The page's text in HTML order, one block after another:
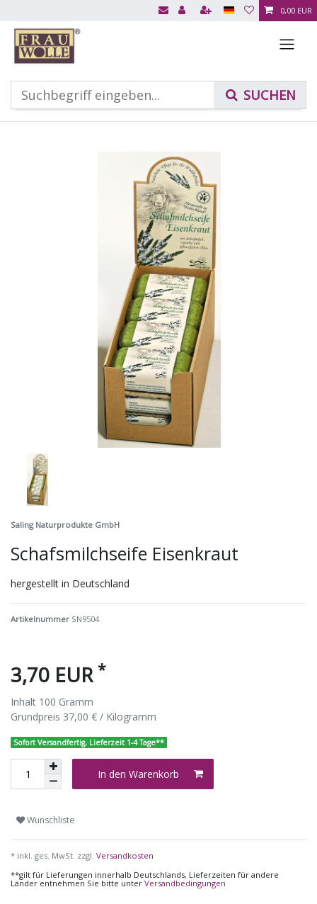
0,00 EUR
Saling Naturprodukte GmbH
Schafsmilchseife Eisenkraut
hergestellt in Deutschland
Artikelnummer SN9504
3,70 EUR *
Inhalt 100 Gramm
Grundpreis 37,00 € / Kilogramm
Sofort Versandfertig, Lieferzeit 1-4 Tage**
In den Warenkorb
Wunschliste
* inkl. ges. MwSt. zzgl. Versandkosten
**gilt für Lieferungen innerhalb Deutschlands, Lieferzeiten für andere
Länder entnehmen Sie bitte unter Versandbedingungen